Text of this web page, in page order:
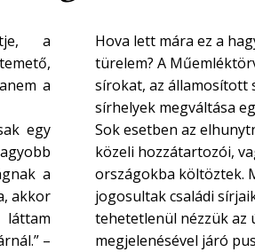
a
a
egy
a
akkor
–
Hova lett mára ez a
türelem? A
sírokat, az államosított
sírhelyek megváltása
Sok esetben az
közeli hozzátartozói,
országokba költöztek.
jogosultak családi
tehetetlenül nézzük az
megjelenésével járó